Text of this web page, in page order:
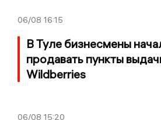
06/08 16:15
В Туле бизнесмены
продавать пункты
Wildberries
06/08 15:20